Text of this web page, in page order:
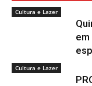
Cultura e Lazer
Cultura e Lazer